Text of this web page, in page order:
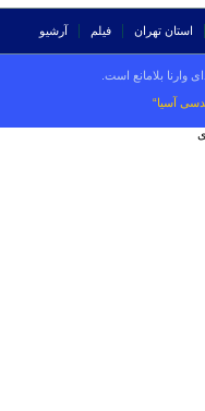
استان تهران فیلم آرشیو
وارنا بلامانع است.
آسیا“